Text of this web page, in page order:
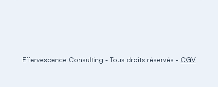
Effervescence Consulting - Tous droits réservés - CGV